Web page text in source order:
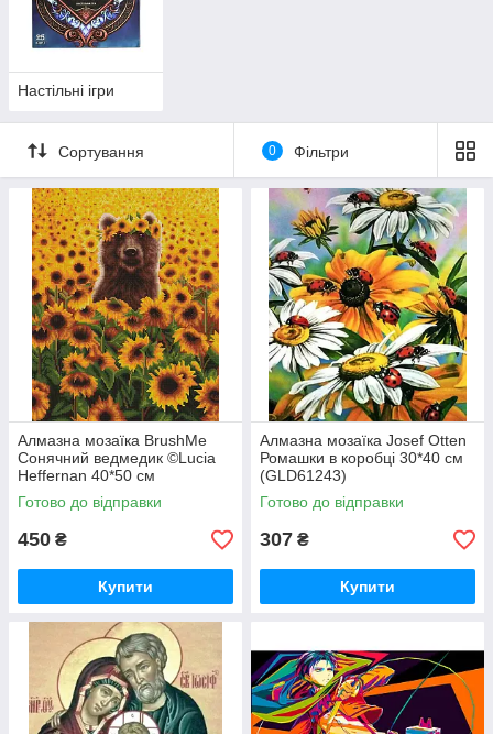
Настільні ігри
Сортування 0 Фільтри
Алмазна мозаїка BrushMe
Сонячний ведмедик ©Lucia
Heffernan 40*50 см
(DBS1200)
Готово до відправки
450 ₴
Купити
Алмазна мозаїка Josef Otten
Ромашки в коробці 30*40 см
(GLD61243)
Готово до відправки
307 ₴
Купити